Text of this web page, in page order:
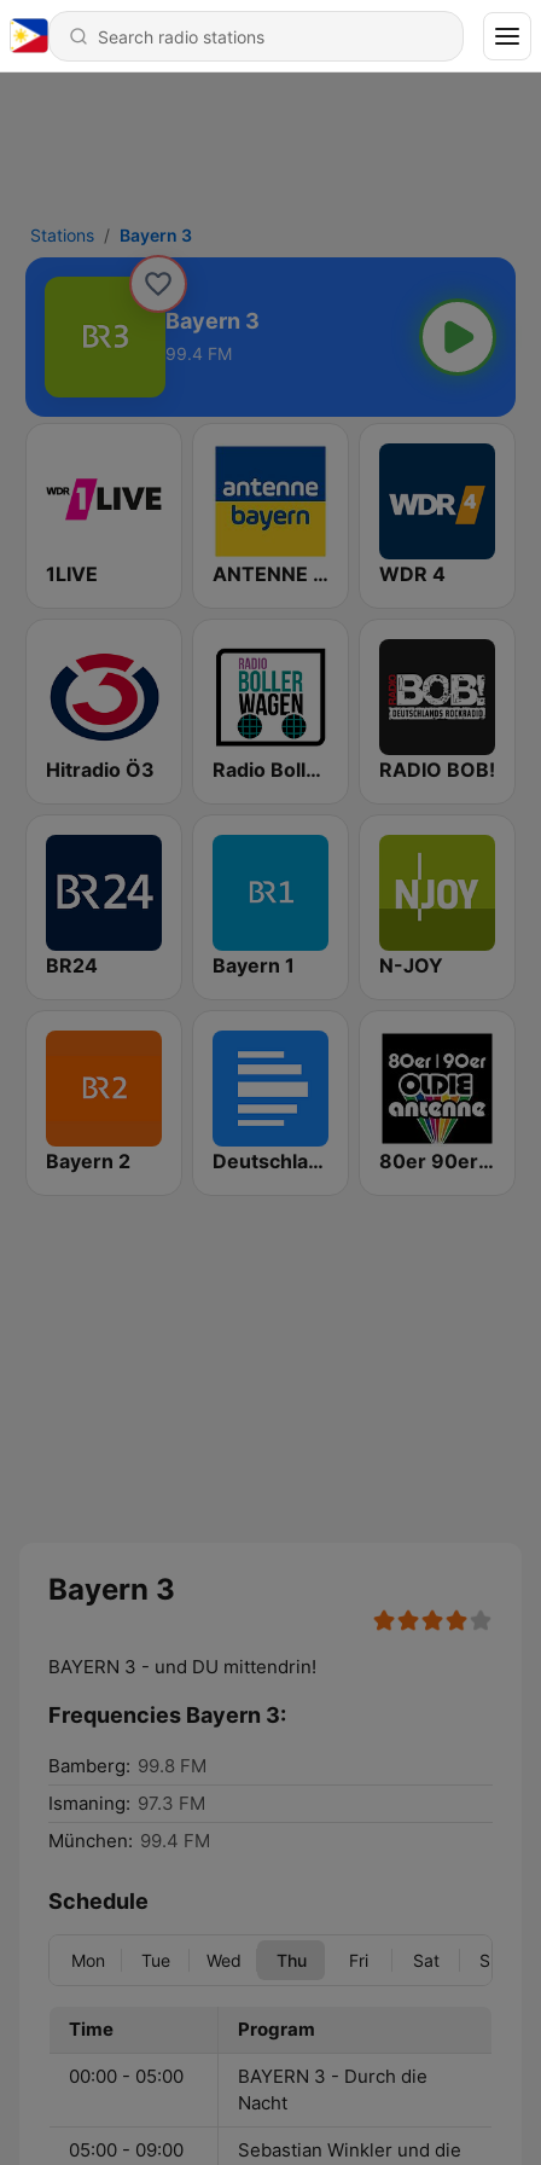
Stations Bayern 3
Bayern 3
99.4 FM
1LIVE ANTENNE BAYERN WDR 4
Hitradio Ö3 Radio Bollerwagen RADIO BOB!
BR24 Bayern 1 N-JOY
Bayern 2 Deutschlandfunk 80er 90er OLDIE ANTENNE
Bayern 3
BAYERN 3 - und DU mittendrin!
Frequencies Bayern 3:
Bamberg: 99.8 FM
Ismaning: 97.3 FM
München: 99.4 FM
Schedule
Mon Tue Wed Thu Fri Sat Sun
Time Program
00:00 - 05:00
BAYERN 3 - Durch die
Nacht
05:00 - 09:00 Sebastian Winkler und die